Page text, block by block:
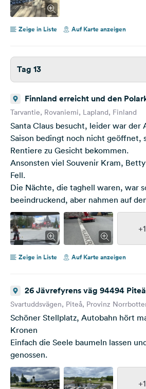
Zeige in Liste Auf Karte anzeigen
Tag 13
Finnland erreicht und den
Santa Claus Polarkreis
Tarvantie, Rovaniemi, Lapland, Finland
Santa Claus besucht, leider war der
Saison bedingt noch nicht geöffnet,
Rentiere zu Gesicht bekommen.
Ansonsten viel Souvenir Kram,
Fell.
Die Nächte, die taghell waren, war
beeindruckend, aber nahmen auf
+1
Zeige in Liste Auf Karte anzeigen
26 Jävrefyrens väg 94494
eine Ruhetag wurde eingelegt
Svartuddsvägen, Piteå, Provinz
Schöner Stellplatz, Autobahn hört
Kronen
Einfach die Seele baumeln lassen
genossen.
+1